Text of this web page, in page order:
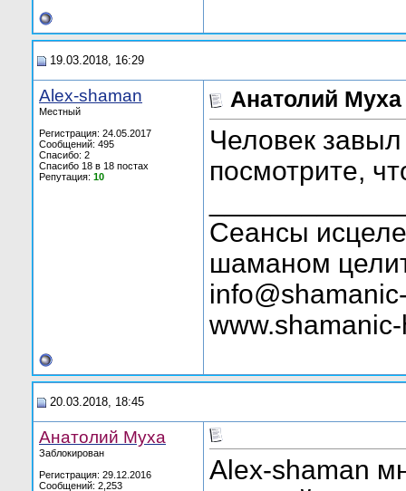
19.03.2018, 16:29
Alex-shaman
Местный
Регистрация: 24.05.2017
Сообщений: 495
Спасибо: 2
Спасибо 18 в 18 постах
Репутация: 10
Анатолий Муха
Человек
посмотрите,
Сеансы
шаманом
20.03.2018, 18:45
Анатолий Муха
Заблокирован
Регистрация: 29.12.2016
Сообщений: 2,253
Alex-shaman